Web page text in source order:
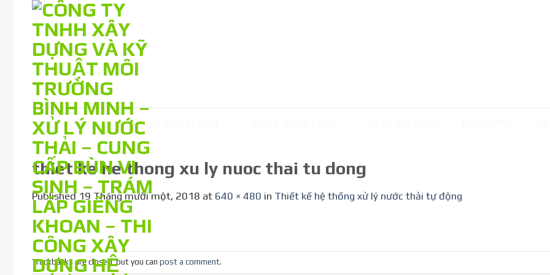
content
TRANG CHỦ NUÔI CẤY BÙN VI SINH
thiet ke he thong xu ly nuoc thai tu dong
Published 19 Tháng mười một, 2018 at 640 × 480 in Thiết kế hệ thống xử lý nước thải tự động
Trackbacks are closed, but you can post a comment.